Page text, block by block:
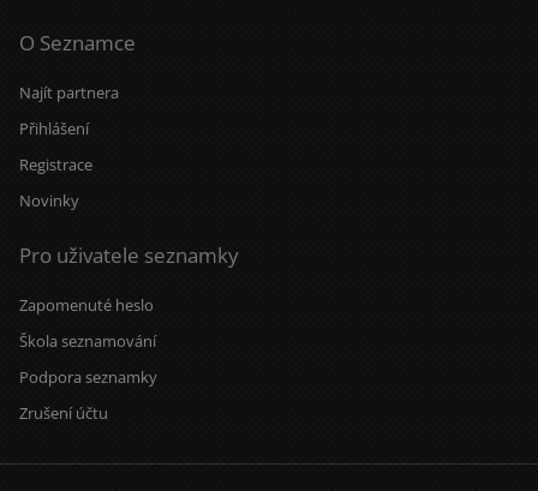
O Seznamce
Najít partnera
Přihlášení
Registrace
Novinky
Pro uživatele seznamky
Zapomenuté heslo
Škola seznamování
Podpora seznamky
Zrušení účtu